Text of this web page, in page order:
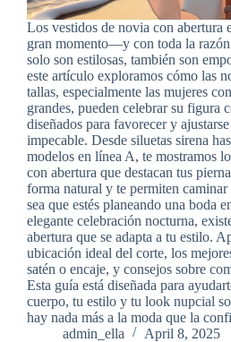
Los vestidos de novia con abertura
gran momento—y con toda la
solo son estilosas, también son
este artículo exploramos cómo las
tallas, especialmente las mujeres
grandes, pueden celebrar su figura
diseñados para favorecer y
impecable. Desde siluetas sirena
modelos en línea A, te mostramos
con abertura que destacan tus
forma natural y te permiten caminar
sea que estés planeando una boda
elegante celebración nocturna,
abertura que se adapta a tu estilo.
ubicación ideal del corte, los
satén o encaje, y consejos sobre
Esta guía está diseñada para
cuerpo, tu estilo y tu look nupcial
hay nada más a la moda que la
admin_ella
April 8, 2025